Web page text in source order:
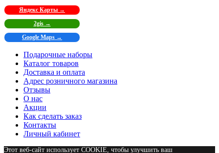
Яндекс Карты →
2gis →
Google Maps →
Подарочные наборы
Каталог товаров
Доставка и оплата
Адрес розничного магазина
Отзывы
О нас
Акции
Как сделать заказ
Контакты
Личный кабинет
Этот веб-сайт использует COOKIE, чтобы улучшить ваш